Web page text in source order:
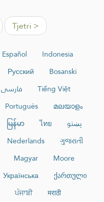
Tjetri >
Español
Indonesia
Русский
Bosanski
فارسی
Tiếng Việt
Português
മലയാളം
မြန်မာ ไทย
پښتو
Nederlands
ગુજરાતી
Magyar
Moore
Українська
ქართული
ਪੰਜਾਬੀ मराठी